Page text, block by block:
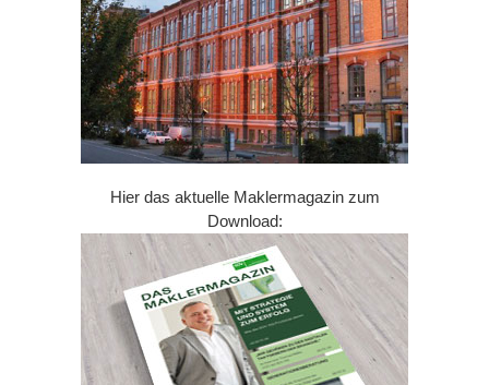
Hier das aktuelle Maklermagazin zum
Download: